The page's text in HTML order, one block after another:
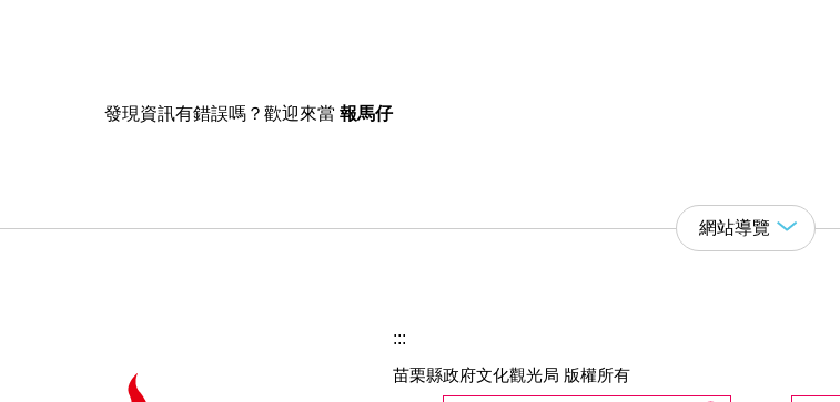
發現資訊有錯誤嗎？歡迎來當報馬仔
網站導覽
:::
苗栗縣政府文化觀光局 版權所有